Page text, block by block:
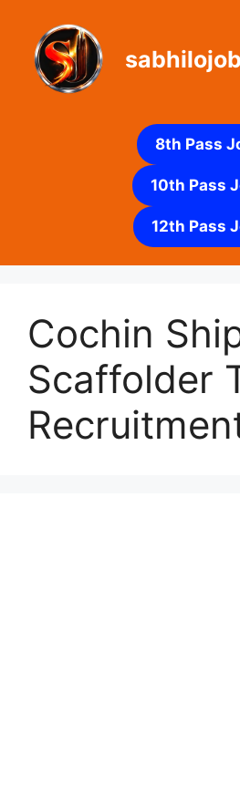
content
8th Pass
10th Pass
12th Pass
Cochin
Scaffolder